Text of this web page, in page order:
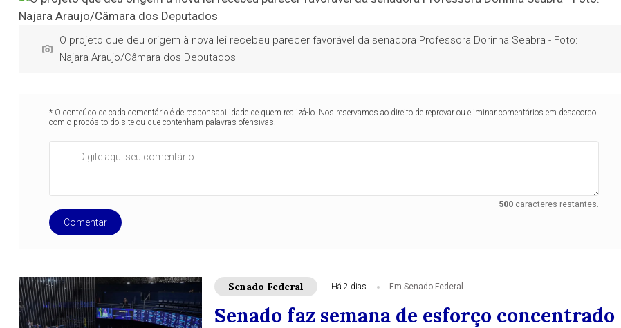
O projeto que deu origem à nova lei recebeu parecer favorável da senadora Professora Dorinha Seabra - Foto:
Najara Araujo/Câmara dos Deputados
* O conteúdo de cada comentário é de responsabilidade de quem realizá-lo. Nos reservamos ao direito de reprovar ou eliminar comentários em desacordo
com o propósito do site ou que contenham palavras ofensivas.
500caracteres restantes.
Comentar
Senado Federal Há 2 dias Em Senado Federal
Senado faz semana de esforço concentrado